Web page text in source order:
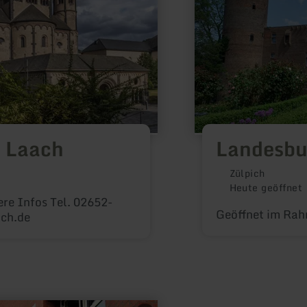
Infos Tel. 02652-
Zülpich
Heute geöffnet
Geöffnet im